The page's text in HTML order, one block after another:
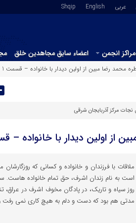
عربي English
Shqip
مراکز انجمن اعضاء سابق مجاهدین خلق
محمد رضا مبین از اولین دیدار با خانواده – قسمت 1
نجات مرکز آذربایجان شرقی
از اولین دیدار با خانواده –
ملاقات با فرزندان و خانواده و کسانی که روزگارشان
است به نام زندان اشرف، حق تمام خانواده هاست.
روز سیاه و تاریک، در پادگان مخوف اشرف در عراق،
مدتی هم بود که دست و دلم به هیچ کاری نمی رفت